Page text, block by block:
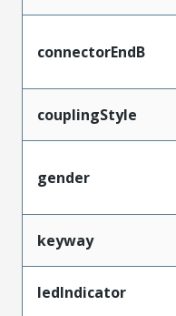
connectorEndB
couplingStyle
gender
keyway
ledIndicator